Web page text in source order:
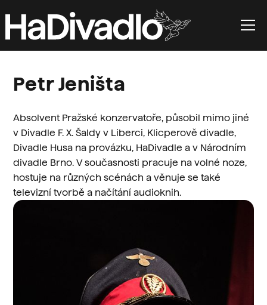
Petr Jeništa
Absolvent Pražské konzervatoře, působil mimo jiné
v Divadle F. X. Šaldy v Liberci, Klicperově divadle,
Divadle Husa na provázku, HaDivadle a v Národním
divadle Brno. V současnosti pracuje na volné noze,
hostuje na různých scénách a věnuje se také
televizní tvorbě a načítání audioknih.